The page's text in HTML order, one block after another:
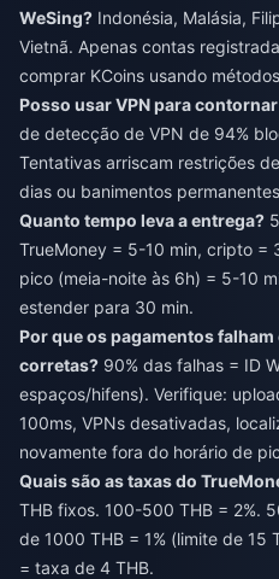
WeSing? Indonésia, Malásia,
Vietnã. Apenas contas
comprar KCoins usando
Posso usar VPN para
de detecção de VPN de 94%
Tentativas arriscam restrições
dias ou banimentos
Quanto tempo leva a entrega?
TrueMoney = 5-10 min, cripto =
pico (meia-noite às 6h) = 5-10
estender para 30 min.
Por que os pagamentos
corretas? 90% das falhas = ID
espaços/hifens). Verifique:
100ms, VPNs desativadas,
novamente fora do horário de
Quais são as taxas do
THB fixos. 100-500 THB = 2%.
de 1000 THB = 1% (limite de 15
= taxa de 4 THB.